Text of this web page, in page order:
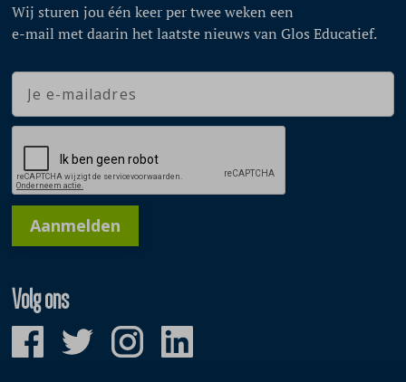
Wij sturen jou één keer per twee weken een
e-mail met daarin het laatste nieuws van Glos Educatief.
Aanmelden
Volg ons